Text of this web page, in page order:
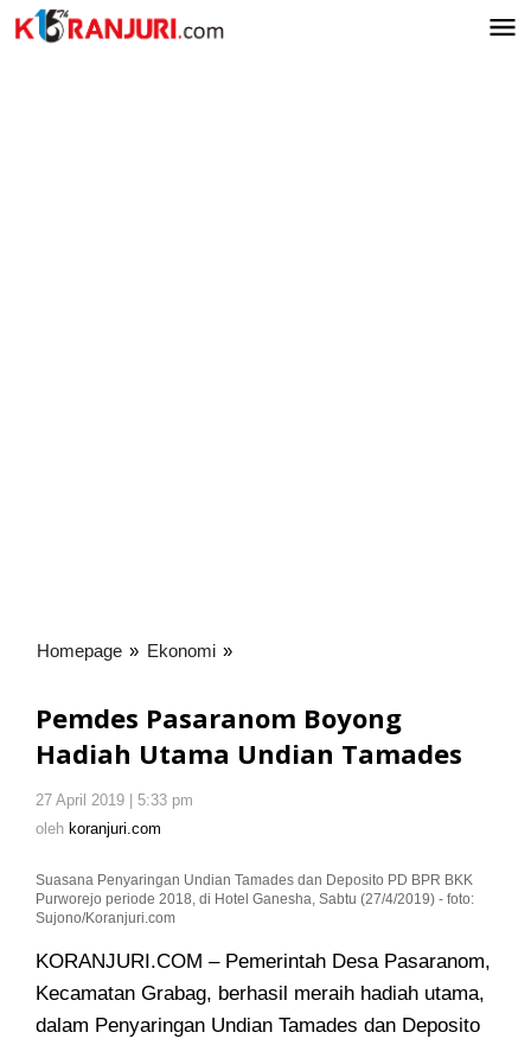
Lewati
ke
Homepage » Ekonomi »
Hadiah
Utama
Pemdes Pasaranom Boyong
Hadiah Utama Undian Tamades
27 April 2019 | 5:33 pm
oleh koranjuri.com
Suasana Penyaringan Undian Tamades dan Deposito PD BPR BKK
Purworejo periode 2018, di Hotel Ganesha, Sabtu (27/4/2019) - foto:
Sujono/Koranjuri.com
KORANJURI.COM – Pemerintah Desa Pasaranom,
Kecamatan Grabag, berhasil meraih hadiah utama,
dalam Penyaringan Undian Tamades dan Deposito